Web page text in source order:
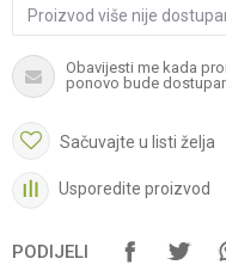
Proizvod više nije
Obavijesti me kada
ponovo bude
Sačuvajte u listi želja
Usporedite proizvod
PODIJELI